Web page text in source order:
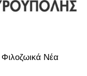
Φιλοζωικά Νέα